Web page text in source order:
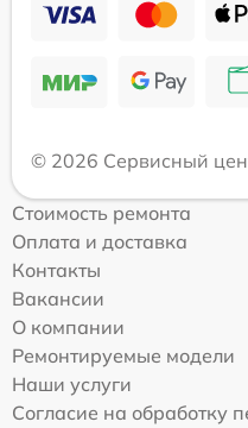
© 2026 Сервисный
Стоимость ремонта
Оплата и доставка
Контакты
Вакансии
О компании
Ремонтируемые модели
Наши услуги
Согласие на обработку